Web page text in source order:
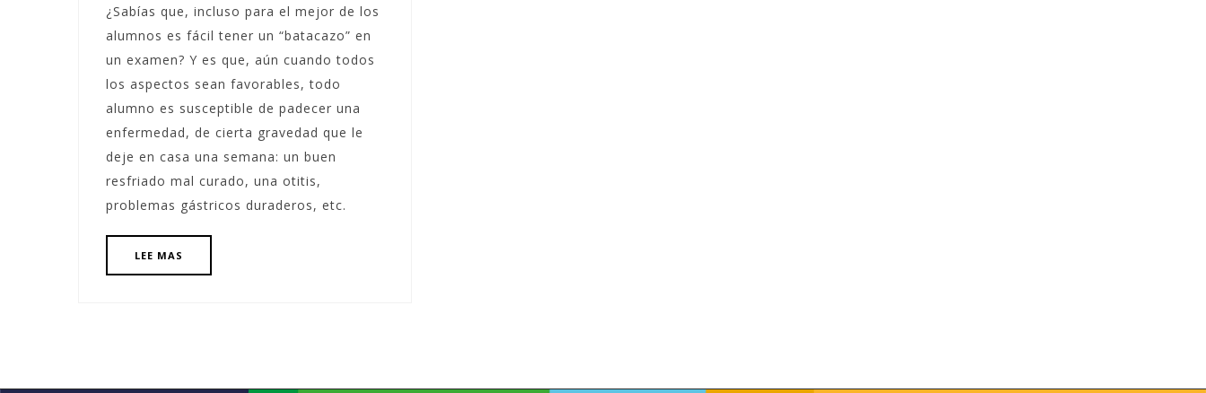
¿Sabías que, incluso para el mejor de los
alumnos es fácil tener un “batacazo” en
un examen? Y es que, aún cuando todos
los aspectos sean favorables, todo
alumno es susceptible de padecer una
enfermedad, de cierta gravedad que le
deje en casa una semana: un buen
resfriado mal curado, una otitis,
problemas gástricos duraderos, etc.
LEE MAS